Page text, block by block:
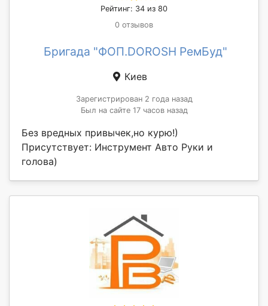
Рейтинг: 34 из 80
0 отзывов
Бригада "ФОП.DOROSH РемБуд"
Киев
Зарегистрирован 2 года назад
Был на сайте 17 часов назад
Без вредных привычек,но курю!)
Присутствует: Инструмент Авто Руки и
голова)